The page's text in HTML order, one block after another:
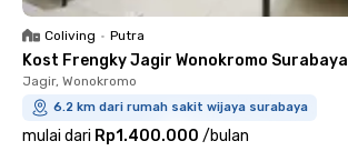
Coliving • Putra
Kost Frengky Jagir Wonokromo Surabaya
Jagir, Wonokromo
6.2 km dari rumah sakit wijaya surabaya
mulai dari Rp1.400.000 /bulan